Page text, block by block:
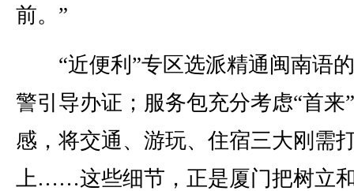
前。”
“近便利”专区选派精通闽南语
警引导办证；服务包充分考虑“首来
感，将交通、游玩、住宿三大刚需
上……这些细节，正是厦门把树立